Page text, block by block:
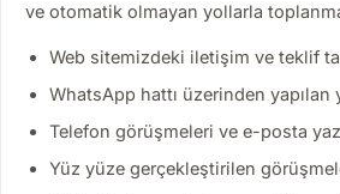
ve otomatik olmayan yollarla
Web sitemizdeki iletişim ve teklif
WhatsApp hattı üzerinden yapılan
Telefon görüşmeleri ve e-posta
Yüz yüze gerçekleştirilen